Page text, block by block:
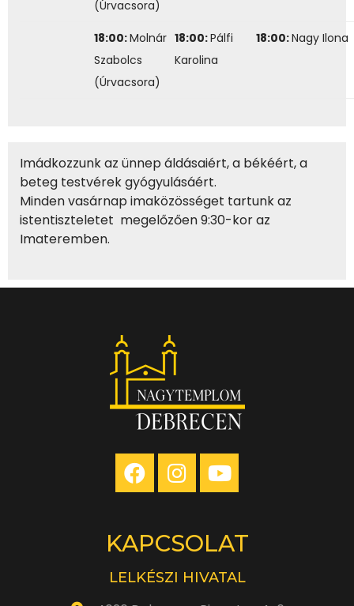
(Úrvacsora)
18:00:Molnár
Szabolcs
(Úrvacsora)
18:00:Pálfi
Karolina
18:00:Nagy Ilona
Imádkozzunk az ünnep áldásaiért, a békéért, a
beteg testvérek gyógyulásáért.
Minden vasárnap imaközösséget tartunk az
istentiszteletet megelőzően 9:30-kor az
Imateremben.
KAPCSOLAT
LELKÉSZI HIVATAL